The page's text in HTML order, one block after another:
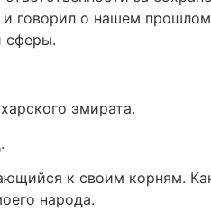
и говорил о нашем
сферы.
эмирата.
к своим корням.
народа.